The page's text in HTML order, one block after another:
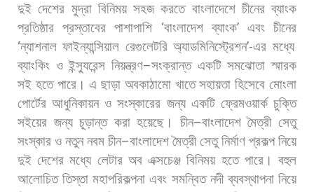
দুই দেশের মুদ্রা বিনিময় সহজ করতে বাংলাদেশে চীনের ব্যাংক
প্রতিষ্ঠার প্রস্তাবের পাশাপাশি ‘বাংলাদেশ ব্যাংক’ এবং চীনের
‘ন্যাশনাল ফাইন্যান্সিয়াল রেগুলেটরি অ্যাডমিনিস্ট্রেশন’-এর মধ্যে
ব্যাংকিং ও ইন্স্যুরেন্স নিয়ন্ত্রণ–সংক্রান্ত একটি সমঝোতা স্মারক
সই হতে পারে। এ ছাড়া অবকাঠামো খাতে সহায়তা হিসেবে মোংলা
পোর্টের আধুনিকায়ন ও সংস্কারের জন্য একটি ফ্রেমওয়ার্ক চুক্তি
সইয়ের জন্য চূড়ান্ত করা হয়েছে। চীন–বাংলাদেশ মৈত্রী সেতু
সংস্কার ও নতুন নবম চীন–বাংলাদেশ মৈত্রী সেতু নির্মাণ প্রকল্প নিয়ে
দুই দেশের মধ্যে লেটার অব এক্সচেঞ্জ বিনিময় হতে পারে। বহুল
আলোচিত তিস্তা মহাপরিকল্পনা এবং সমন্বিত নদী ব্যবস্থাপনা নিয়ে